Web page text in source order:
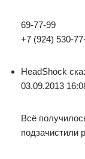
69-77-99
+7 (924) 530-
HeadShock
03.09.2013
Всё
подзачистили